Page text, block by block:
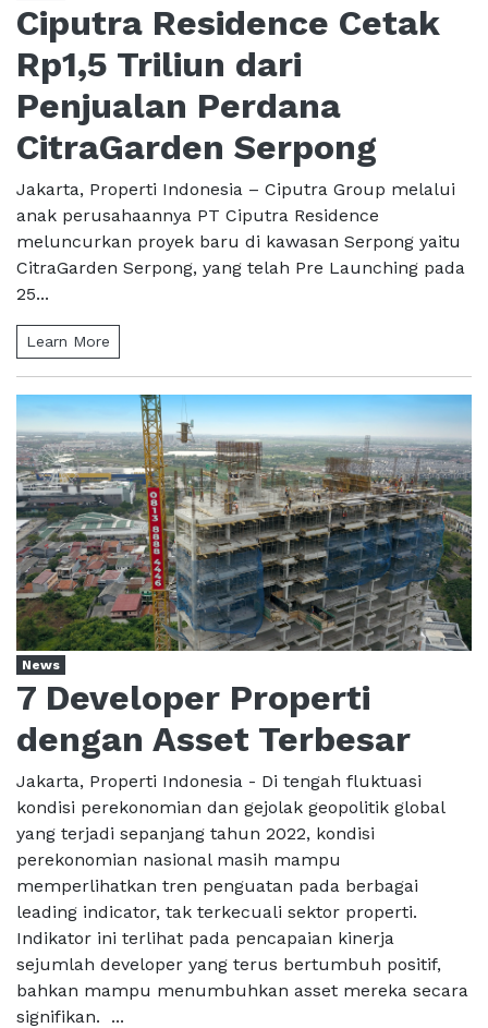
Ciputra Residence Cetak
Rp1,5 Triliun dari
Penjualan Perdana
CitraGarden Serpong
Jakarta, Properti Indonesia – Ciputra Group melalui
anak perusahaannya PT Ciputra Residence
meluncurkan proyek baru di kawasan Serpong yaitu
CitraGarden Serpong, yang telah Pre Launching pada
25...
Learn More
News
7 Developer Properti
dengan Asset Terbesar
Jakarta, Properti Indonesia - Di tengah fluktuasi
kondisi perekonomian dan gejolak geopolitik global
yang terjadi sepanjang tahun 2022, kondisi
perekonomian nasional masih mampu
memperlihatkan tren penguatan pada berbagai
leading indicator, tak terkecuali sektor properti.
Indikator ini terlihat pada pencapaian kinerja
sejumlah developer yang terus bertumbuh positif,
bahkan mampu menumbuhkan asset mereka secara
signifikan. ...